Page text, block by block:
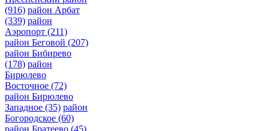
(916) район Арбат
(339) район
Аэропорт (211)
район Беговой (207)
район Бибирево
(178) район
Бирюлево
Восточное (72)
район Бирюлево
Западное (35) район
Богородское (60)
район Братеево (45)